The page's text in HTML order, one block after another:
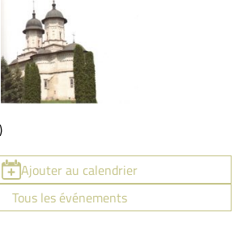
)
Ajouter au calendrier
Tous les événements